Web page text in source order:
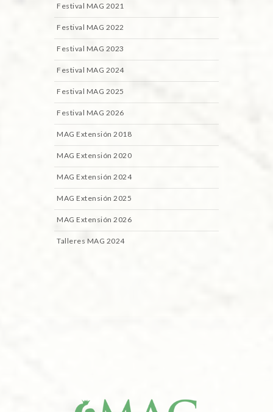
Festival MAG 2021
Festival MAG 2022
Festival MAG 2023
Festival MAG 2024
Festival MAG 2025
Festival MAG 2026
MAG Extensión 2018
MAG Extensión 2020
MAG Extensión 2024
MAG Extensión 2025
MAG Extensión 2026
Talleres MAG 2024